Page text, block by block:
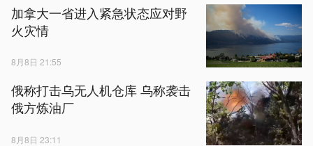
加拿大一省进入紧急状态应对野
火灾情
8月8日 21:55
俄称打击乌无人机仓库 乌称袭击
俄方炼油厂
8月8日 23:11